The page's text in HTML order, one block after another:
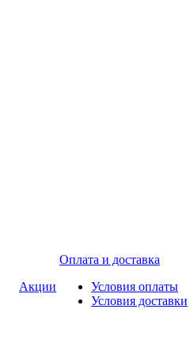
Акции
Оплата и доставка
Условия оплаты
Условия доставки